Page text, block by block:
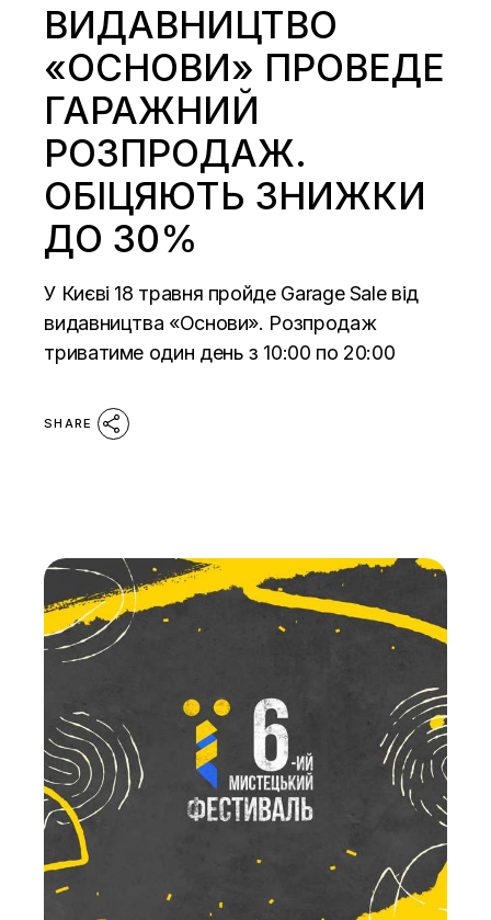
ВИДАВНИЦТВО
«ОСНОВИ» ПРОВЕДЕ
ГАРАЖНИЙ
РОЗПРОДАЖ.
ОБІЦЯЮТЬ ЗНИЖКИ
ДО 30%
У Києві 18 травня пройде Garage Sale від
видавництва «Основи». Розпродаж
триватиме один день з 10:00 по 20:00
SHARE